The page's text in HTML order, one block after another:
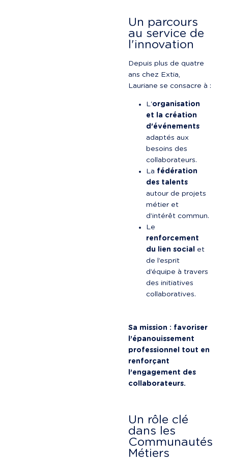
Un parcours
au service de
l'innovation
Depuis plus de quatre
ans chez Extia,
Lauriane se consacre à :
L'organisation
et la création
d'événements
adaptés aux
besoins des
collaborateurs.
La fédération
des talents
autour de projets
métier et
d’intérêt commun.
Le
renforcement
du lien social et
de l’esprit
d’équipe à travers
des initiatives
collaboratives.
Sa mission : favoriser
l’épanouissement
professionnel tout en
renforçant
l’engagement des
collaborateurs.
Un rôle clé
dans les
Communautés
Métiers